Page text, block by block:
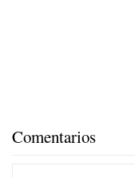
Comentarios